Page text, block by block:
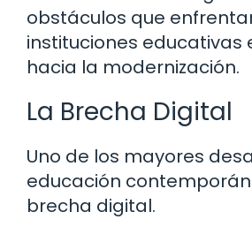
obstáculos que
instituciones educativas
hacia la modernización.
La Brecha Digital
Uno de los mayores
educación
brecha digital.